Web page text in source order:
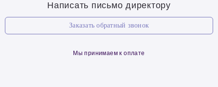
Написать письмо директору
Заказать обратный звонок
Мы принимаем к оплате